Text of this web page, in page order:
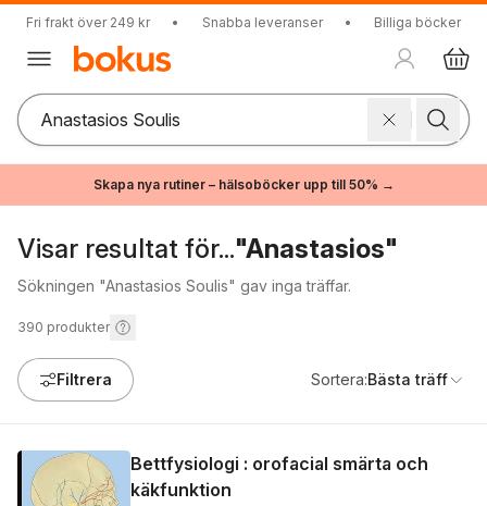
Fri frakt över 249 kr • Snabba leveranser • Billiga böcker
Skapa nya rutiner – hälsoböcker upp till 50% →
Visar resultat för..."Anastasios"
Sökningen "Anastasios Soulis" gav inga träffar.
390 produkter
Filtrera Sortera:Bästa träff
Bettfysiologi : orofacial smärta och
käkfunktion